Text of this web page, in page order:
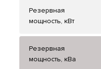
Резервная
мощность, кВт
Резервная
мощность, кВа